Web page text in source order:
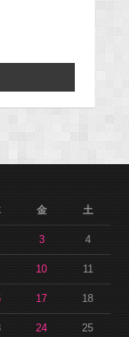
金 土
3 4
10 11
17 18
24 25